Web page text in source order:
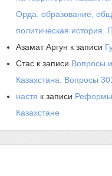
Орда, образование,
политическая
Азамат Аргун к записи
Стас к записи Вопросы
Казахстана. Вопросы
настя к записи Реформы
Казахстане